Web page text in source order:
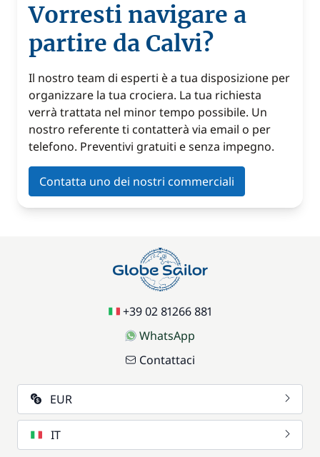
Vorresti navigare a
partire da Calvi?
Il nostro team di esperti è a tua disposizione per
organizzare la tua crociera. La tua richiesta
verrà trattata nel minor tempo possibile. Un
nostro referente ti contatterà via email o per
telefono. Preventivi gratuiti e senza impegno.
Contatta uno dei nostri commerciali
+39 02 81266 881
WhatsApp
Contattaci
EUR
IT